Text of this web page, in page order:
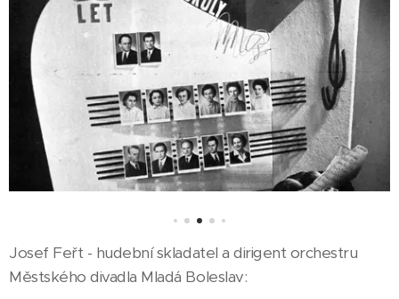
Josef Feřt - hudební skladatel a dirigent orchestru
Městského divadla Mladá Boleslav: